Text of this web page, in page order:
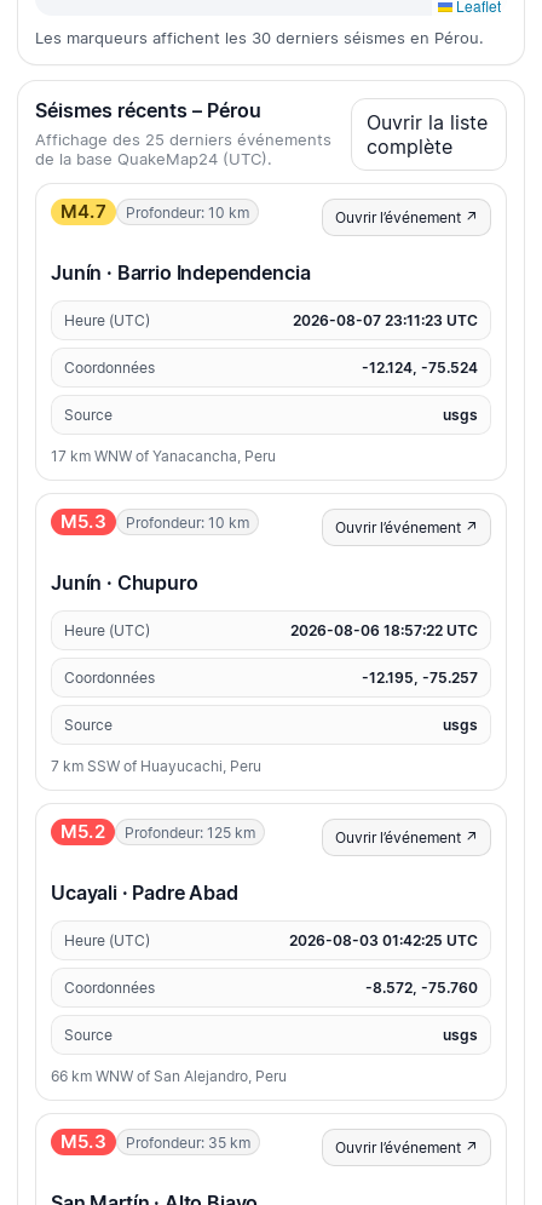
Leaflet
Les marqueurs affichent les 30 derniers séismes en Pérou.
Séismes récents – Pérou
Affichage des 25 derniers événements
de la base QuakeMap24 (UTC).
Ouvrir la liste
complète
M4.7 Profondeur: 10 km Ouvrir l’événement ↗
Junín · Barrio Independencia
Heure (UTC) 2026-08-07 23:11:23 UTC
Coordonnées -12.124, -75.524
Source usgs
17 km WNW of Yanacancha, Peru
M5.3 Profondeur: 10 km Ouvrir l’événement ↗
Junín · Chupuro
Heure (UTC) 2026-08-06 18:57:22 UTC
Coordonnées -12.195, -75.257
Source usgs
7 km SSW of Huayucachi, Peru
M5.2 Profondeur: 125 km Ouvrir l’événement ↗
Ucayali · Padre Abad
Heure (UTC) 2026-08-03 01:42:25 UTC
Coordonnées -8.572, -75.760
Source usgs
66 km WNW of San Alejandro, Peru
M5.3 Profondeur: 35 km Ouvrir l’événement ↗